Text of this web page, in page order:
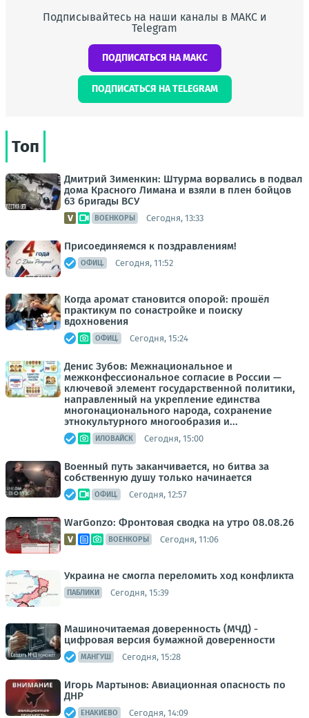
Подписывайтесь на наши каналы в МАКС и
Telegram
ПОДПИСАТЬСЯ НА МАКС
ПОДПИСАТЬСЯ НА TELEGRAM
Топ
Дмитрий Зименкин: Штурма ворвались в подвал
дома Красного Лимана и взяли в плен бойцов
63 бригады ВСУ
ВОЕНКОРЫ Сегодня, 13:33
Присоединяемся к поздравлениям!
ОФИЦ. Сегодня, 11:52
Когда аромат становится опорой: прошёл
практикум по сонастройке и поиску
вдохновения
ОФИЦ. Сегодня, 15:24
Денис Зубов: Межнациональное и
межконфессиональное согласие в России —
ключевой элемент государственной политики,
направленный на укрепление единства
многонационального народа, сохранение
этнокультурного многообразия и...
ИЛОВАЙСК Сегодня, 15:00
Военный путь заканчивается, но битва за
собственную душу только начинается
ОФИЦ. Сегодня, 12:57
WarGonzo: Фронтовая сводка на утро 08.08.26
ВОЕНКОРЫ Сегодня, 11:06
Украина не смогла переломить ход конфликта
ПАБЛИКИ Сегодня, 15:39
Машиночитаемая доверенность (МЧД) -
цифровая версия бумажной доверенности
МАНГУШ Сегодня, 15:28
Игорь Мартынов: Авиационная опасность по
ДНР
ЕНАКИЕВО Сегодня, 14:09